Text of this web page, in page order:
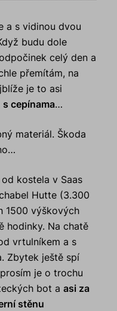
a s vidinou dvou
budu dole
celý den a
přemítám, na
je to asi
cepínama…
materiál. Škoda
kostela v Saas
Hutte (3.300
1500 výškových
hodinky. Na chatě
vrtulníkem a s
Zbytek ještě spí
je o trochu
bot aasi za
stěnu